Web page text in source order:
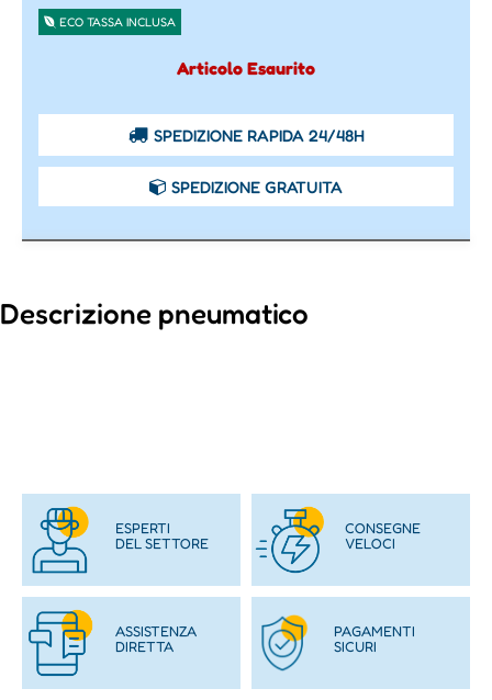
ECO TASSA INCLUSA
Articolo Esaurito
SPEDIZIONE RAPIDA 24/48H
SPEDIZIONE GRATUITA
Descrizione pneumatico
ESPERTI
DEL SETTORE
CONSEGNE
VELOCI
ASSISTENZA
DIRETTA
PAGAMENTI
SICURI